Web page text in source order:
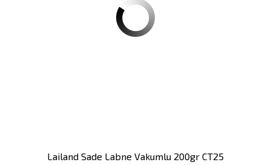
Lailand Sade Labne Vakumlu 200gr CT25